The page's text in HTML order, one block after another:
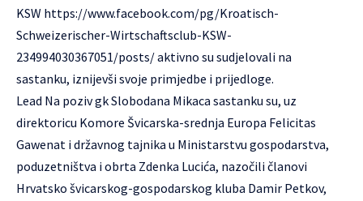
KSW https://www.facebook.com/pg/Kroatisch-
Schweizerischer-Wirtschaftsclub-KSW-
234994030367051/posts/ aktivno su sudjelovali na
sastanku, iznijevši svoje primjedbe i prijedloge.
Lead Na poziv gk Slobodana Mikaca sastanku su, uz
direktoricu Komore Švicarska-srednja Europa Felicitas
Gawenat i državnog tajnika u Ministarstvu gospodarstva,
poduzetništva i obrta Zdenka Lucića, nazočili članovi
Hrvatsko švicarskog-gospodarskog kluba Damir Petkov,